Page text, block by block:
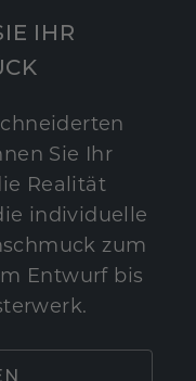
IHR
Sie Ihr
Realität
individuelle
zum
Entwurf bis